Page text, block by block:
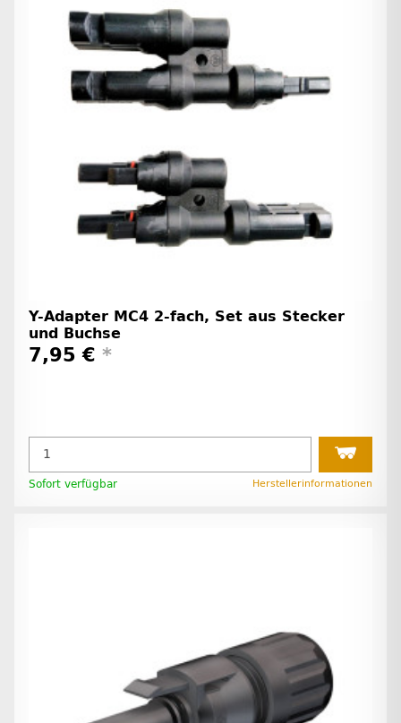
Y-Adapter MC4 2-fach, Set aus Stecker
und Buchse
7,95 € *
Sofort verfügbar Herstellerinformationen